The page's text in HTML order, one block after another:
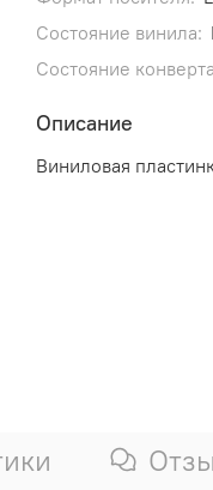
Состояние винила:
Состояние
Описание
Виниловая